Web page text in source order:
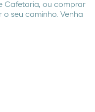
Cafetaria, ou comprar
seu caminho. Venha